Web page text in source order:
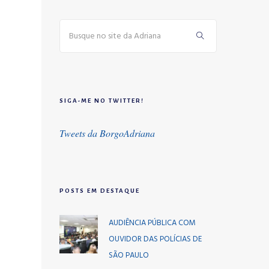
SIGA-ME NO TWITTER!
Tweets da BorgoAdriana
POSTS EM DESTAQUE
AUDIÊNCIA PÚBLICA COM
OUVIDOR DAS POLÍCIAS DE
SÃO PAULO